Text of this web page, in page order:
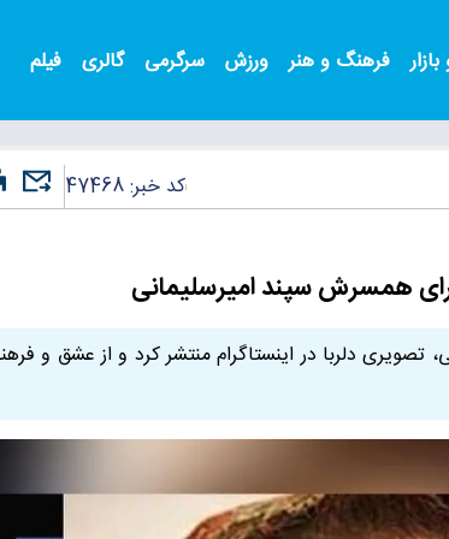
فرهنگ و هنر ورزش سرگرمی گالری فیلم
کد خبر:47468
همسرش سپند امیرسلیمانی
تصویری دلربا در اینستاگرام منتشر کرد و از عشق و